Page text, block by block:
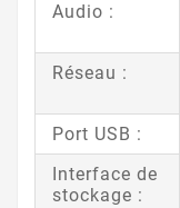
Audio :
Réseau :
Port USB :
Interface de
stockage :